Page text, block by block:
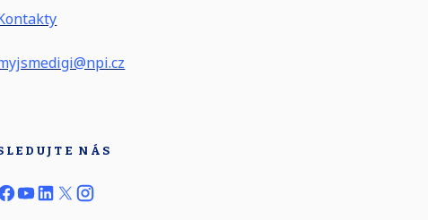
NÁS